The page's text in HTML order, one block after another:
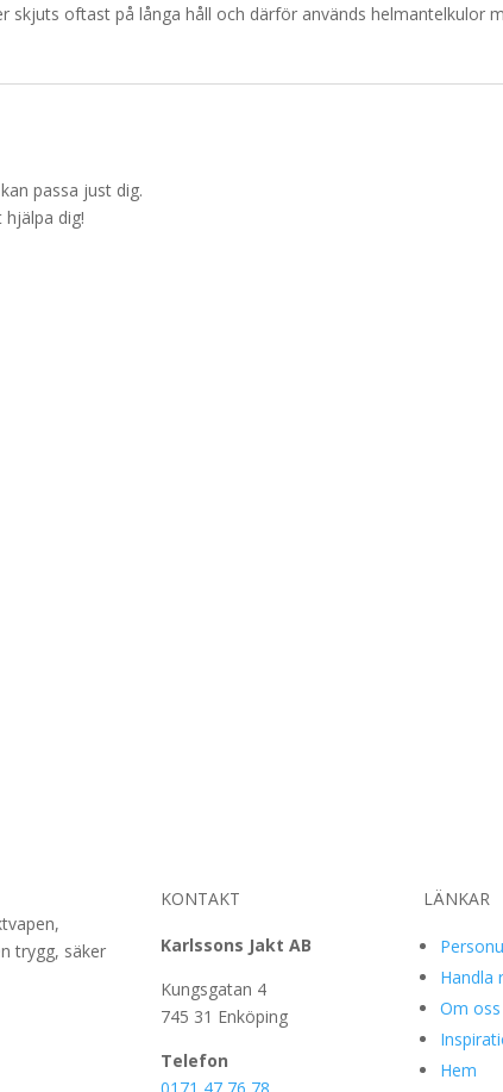
oftast på långa håll och därför används helmantelkulor
passa just dig.
dig!
trygg, säker
KONTAKT
Karlssons Jakt AB
Kungsgatan 4
745 31 Enköping
Telefon
LÄNKAR
Handla
Om oss
Hem